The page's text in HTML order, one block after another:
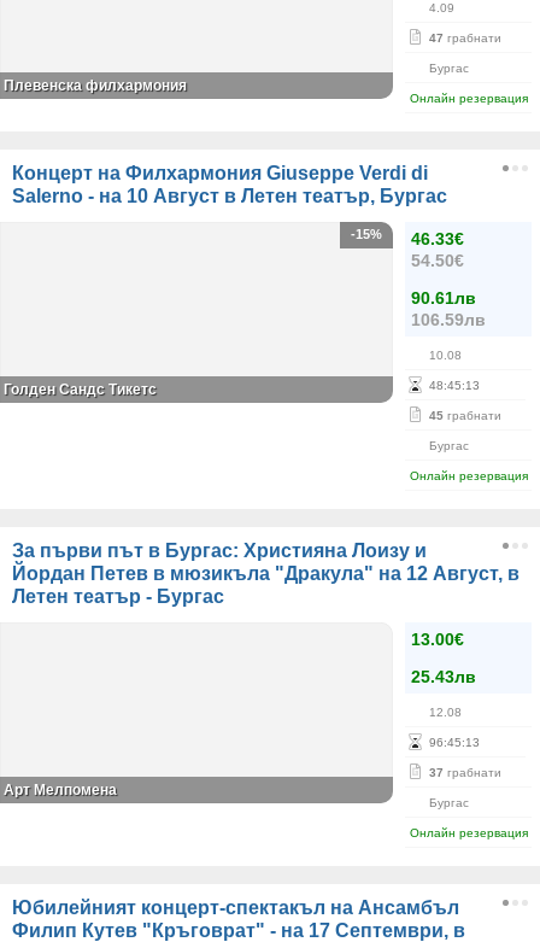
4.09
47 грабнати
Бургас
Онлайн резервация
Плевенска филхармония
Концерт на Филхармония Giuseppe Verdi di
Salerno - на 10 Август в Летен театър, Бургас
46.33€
54.50€
90.61лв
106.59лв
10.08
48:45:13
45 грабнати
Бургас
Онлайн резервация
-15%
Голден Сандс Тикетс
За първи път в Бургас: Християна Лоизу и
Йордан Петев в мюзикъла "Дракула" на 12 Август, в
Летен театър - Бургас
13.00€
25.43лв
12.08
96:45:13
37 грабнати
Бургас
Онлайн резервация
Арт Мелпомeнa
Юбилейният концерт-спектакъл на Ансамбъл
Филип Кутев "Кръговрат" - на 17 Септември, в